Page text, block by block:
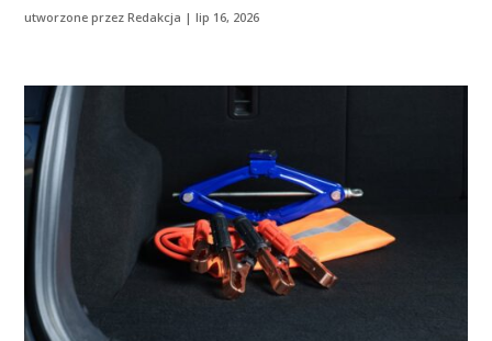
utworzone przezRedakcja |lip 16, 2026